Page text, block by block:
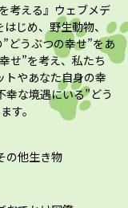
考える』ウェブメデ
じめ、野生動物、
どうぶつの幸せ”をあ
せ”を考え、私たち
トやあなた自身の幸
幸な境遇にいる”どう
す。
の他生き物